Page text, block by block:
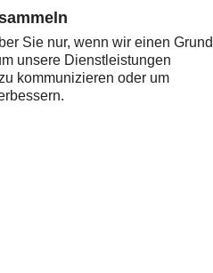
Sie nur, wenn wir einen Grund
unsere Dienstleistungen
kommunizieren oder um